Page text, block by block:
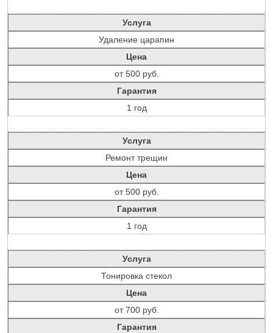
Услуга
Удаление царапин
Цена
от 500 руб.
Гарантия
1 год
Услуга
Ремонт трещин
Цена
от 500 руб.
Гарантия
1 год
Услуга
Тонировка стекол
Цена
от 700 руб.
Гарантия